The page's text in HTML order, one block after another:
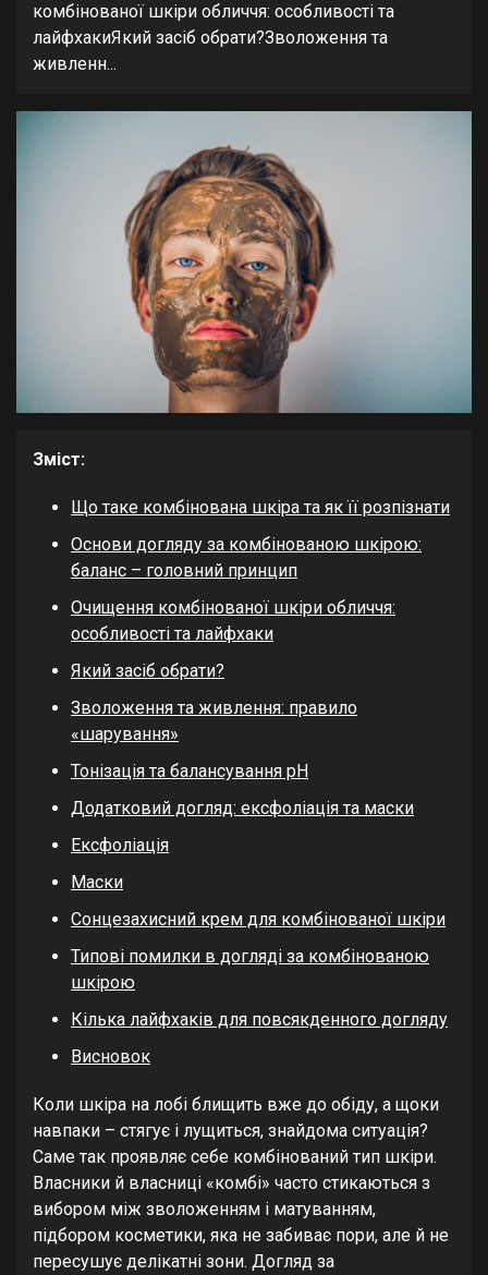
комбінованої шкіри обличчя: особливості та
лайфхакиЯкий засіб обрати?Зволоження та
живленн...
Зміст:
Що таке комбінована шкіра та як її розпізнати
Основи догляду за комбінованою шкірою:
баланс – головний принцип
Очищення комбінованої шкіри обличчя:
особливості та лайфхаки
Який засіб обрати?
Зволоження та живлення: правило
«шарування»
Тонізація та балансування pH
Додатковий догляд: ексфоліація та маски
Ексфоліація
Маски
Сонцезахисний крем для комбінованої шкіри
Типові помилки в догляді за комбінованою
шкірою
Кілька лайфхаків для повсякденного догляду
Висновок
Коли шкіра на лобі блищить вже до обіду, а щоки
навпаки – стягує і лущиться, знайдома ситуація?
Саме так проявляє себе комбінований тип шкіри.
Власники й власниці «комбі» часто стикаються з
вибором між зволоженням і матуванням,
підбором косметики, яка не забиває пори, але й не
пересушує делікатні зони. Догляд за